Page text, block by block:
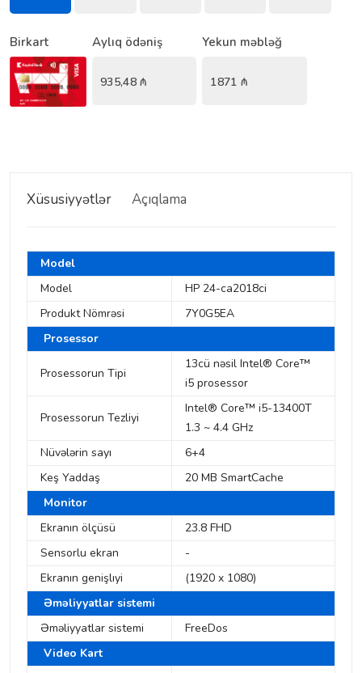
Birkart Aylıq ödəniş
935,48₼
Yekun məbləğ
1871 ₼
Xüsusiyyətlər Açıqlama
Model
Model
HP 24-ca2018ci
Produkt Nömrəsi
7Y0G5EA
Prosessor
Prosessorun Tipi
13cü nəsil Intel® Core™
i5 prosessor
Prosessorun Tezliyi
Intel® Core™ i5-13400T
1.3 ~ 4.4 GHz
Nüvələrin sayı
6+4
Keş Yaddaş
20 MB SmartCache
Monitor
Ekranın ölçüsü
23.8 FHD
Sensorlu ekran
-
Ekranın genişlıyi
(1920 x 1080)
Əməliyyatlar sistemi
Əməliyyatlar sistemi
FreeDos
Video Kart